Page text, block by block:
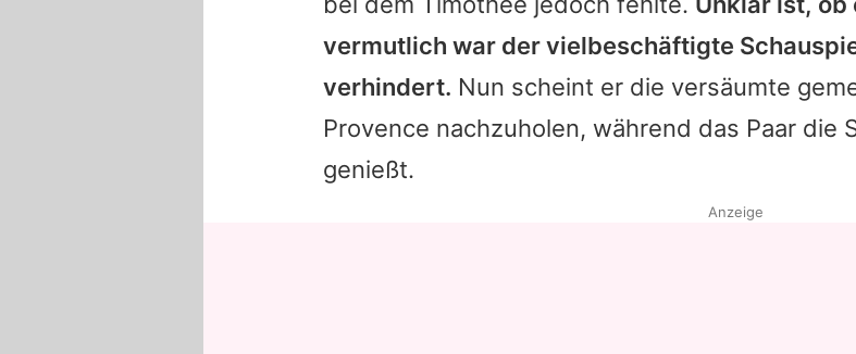
vermutlich war der vielbeschäftigte
verhindert. Nun scheint er die versäumte
Provence nachzuholen, während das Paar die
genießt.
Anzeige